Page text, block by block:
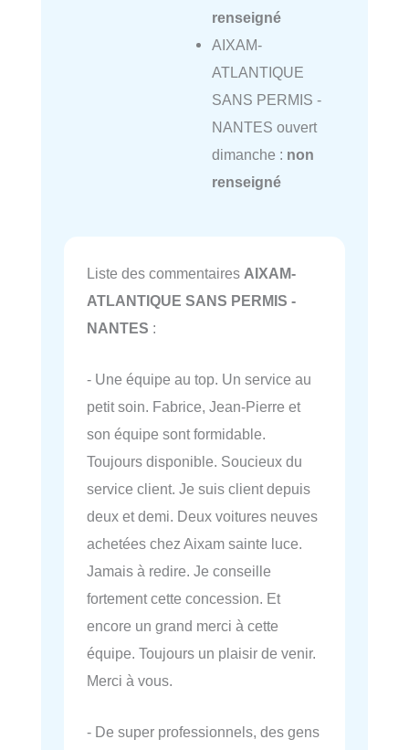
renseigné
AIXAM-
ATLANTIQUE
SANS PERMIS -
NANTES ouvert
dimanche : non
renseigné
Liste des commentaires AIXAM-
ATLANTIQUE SANS PERMIS -
NANTES :
- Une équipe au top. Un service au
petit soin. Fabrice, Jean-Pierre et
son équipe sont formidable.
Toujours disponible. Soucieux du
service client. Je suis client depuis
deux et demi. Deux voitures neuves
achetées chez Aixam sainte luce.
Jamais à redire. Je conseille
fortement cette concession. Et
encore un grand merci à cette
équipe. Toujours un plaisir de venir.
Merci à vous.
- De super professionnels, des gens